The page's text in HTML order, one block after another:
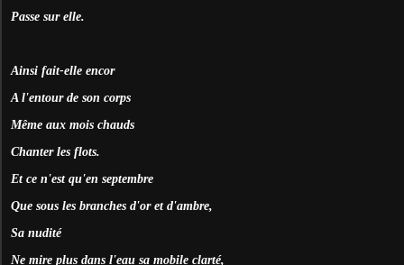
Passe sur elle.
Ainsi fait-elle encor
A l'entour de son corps
Même aux mois chauds
Chanter les flots.
Et ce n'est qu'en septembre
Que sous les branches d'or et d'ambre,
Sa nudité
Ne mire plus dans l'eau sa mobile clarté,